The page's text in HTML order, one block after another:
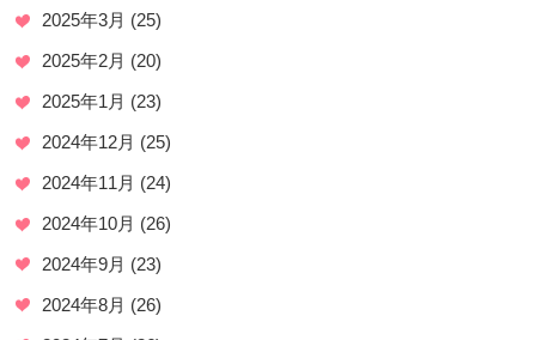
2025年3月 (25)
2025年2月 (20)
2025年1月 (23)
2024年12月 (25)
2024年11月 (24)
2024年10月 (26)
2024年9月 (23)
2024年8月 (26)